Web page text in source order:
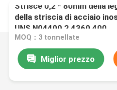
Strisce 0,2 * 80mm della
della striscia di acciaio
UNS N04400 2,4360 400
MOQ：3 tonnellate
Miglior prezzo